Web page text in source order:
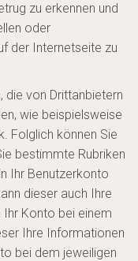
zu erkennen und
oder
der Internetseite zu
die von Drittanbietern
wie beispielsweise
Folglich können Sie
bestimmte Rubriken
Ihr Benutzerkonto
dieser auch Ihre
Ihr Konto bei einem
Ihre Informationen
bei dem jeweiligen